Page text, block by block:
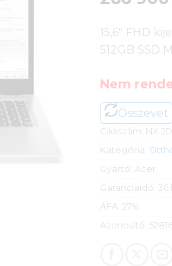
15,6″ FHD
512GB SSD
Nem
Összevet
Cikkszám:
Kategória:
Gyártó: Acer
Garanciaidő: 36
ÁFA: 27%
Azonosító: